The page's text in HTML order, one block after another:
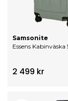
Essens Kabinväska
Samsonite
2 499 kr